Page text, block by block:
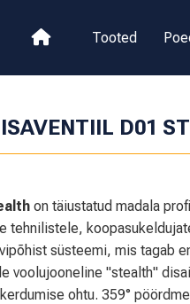
Tooted
D01
on täiustatud madala
tehnilistele,
süsteemi, mis tagab
voolujooneline "stealth"
ohtu. 359°